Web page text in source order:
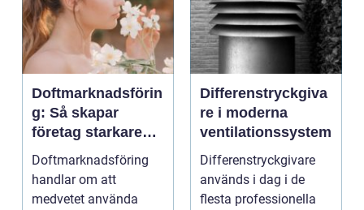
Doftmarknadsförin
g: Så skapar
företag starkare
kundupplevelser
Doftmarknadsföring
handlar om att
medvetet använda
Differenstryckgiva
re i moderna
ventilationssystem
Differenstryckgivare
används i dag i de
flesta professionella